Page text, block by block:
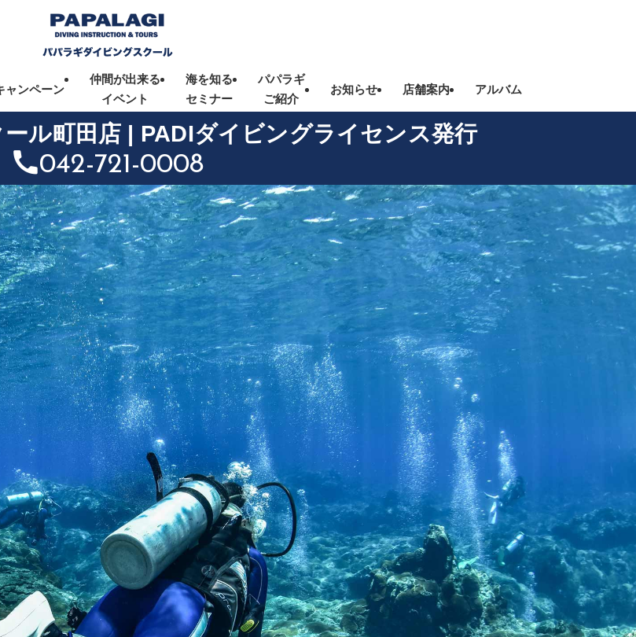
ャンペーン
仲間が出来る
イベント
海を知る
セミナー
パパラギ
ご紹介
お知らせ 店舗案内 アルバム
ル町田店 | PADIダイビングライセンス発行
042-721-0008